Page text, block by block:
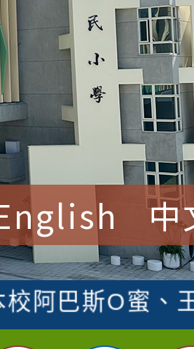
中
校參加桃園市中
君教師榮獲社
校阿巴斯O蜜、
桃園市科展 國
校四年二班張O